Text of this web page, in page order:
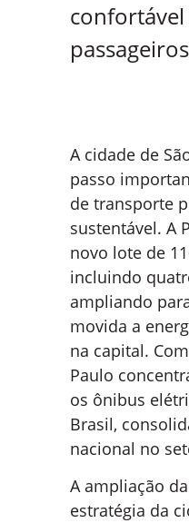
passageiros
A cidade de
passo
de transporte
sustentável. A
novo lote de
incluindo
ampliando
movida a
na capital.
Paulo
os ônibus
Brasil,
nacional no
A ampliação
estratégia da